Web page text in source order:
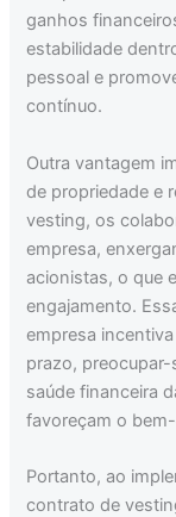
ganhos
estabilidade
pessoal e
contínuo.
Outra vantagem
de propriedade e
vesting, os
empresa,
acionistas, o que
engajamento.
empresa
prazo,
saúde financeira
favoreçam o
Portanto, ao
contrato de